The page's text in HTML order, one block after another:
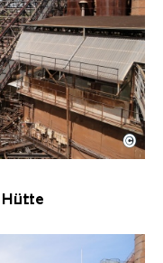
Hütte mit
Hütte | Karl
©